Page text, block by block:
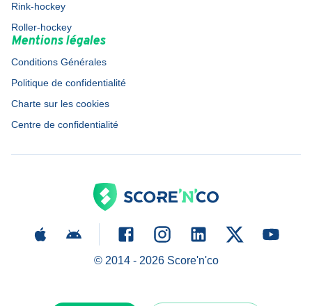
Rink-hockey
Roller-hockey
Mentions légales
Conditions Générales
Politique de confidentialité
Charte sur les cookies
Centre de confidentialité
© 2014 - 2026Score'n'co